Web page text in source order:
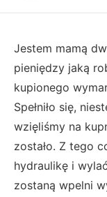
Jestem mamą
pieniędzy jaką
kupionego
Spełniło się,
wzięliśmy na
zostało. Z tego
hydraulikę i
zostaną wpelni